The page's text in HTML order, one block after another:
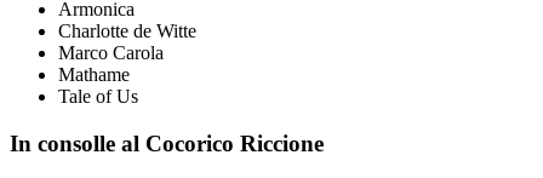
Armonica
Charlotte de Witte
Marco Carola
Mathame
Tale of Us
In consolle al Cocorico Riccione